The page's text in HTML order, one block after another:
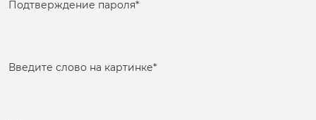
Подтверждение пароля*
Введите слово на картинке*